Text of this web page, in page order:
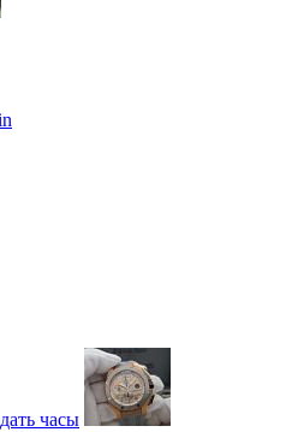
часы